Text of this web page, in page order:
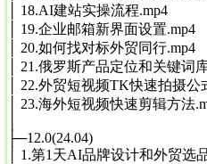
│ 18.AI建站实操流程.mp4
│ 19.企业邮箱新界面设置.mp4
│ 20.如何找对标外贸同行.mp4
│ 21.俄罗斯产品定位和关键词
│ 22.外贸短视频TK快速拍摄公
│ 23.海外短视频快速剪辑方法
├─12.0(24.04)
│ 1.第1天AI品牌设计和外贸选